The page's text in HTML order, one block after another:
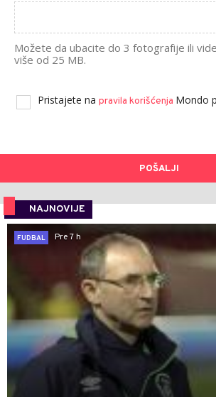
Možete da ubacite do 3 fotografije ili
više od 25 MB.
Pristajete na pravila korišćenja Mondo
POŠALJI
NAJNOVIJE
FUDBAL
Pre 7 h